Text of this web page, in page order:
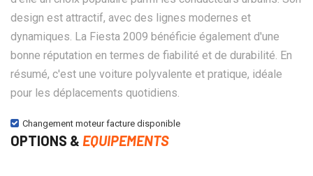
design est attractif, avec des lignes modernes et
dynamiques. La Fiesta 2009 bénéficie également d'une
bonne réputation en termes de fiabilité et de durabilité. En
résumé, c'est une voiture polyvalente et pratique, idéale
pour les déplacements quotidiens.
Changement moteur facture disponible
OPTIONS & EQUIPEMENTS